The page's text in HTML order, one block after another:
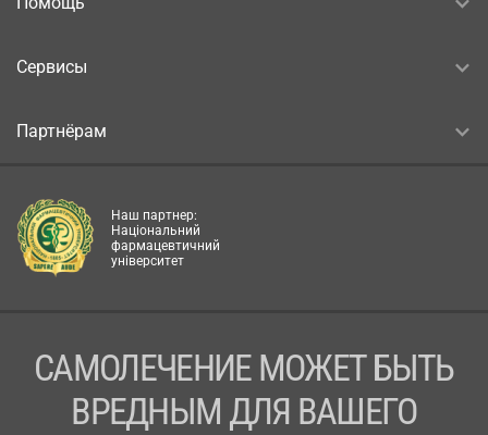
Сервисы
Партнёрам
Наш партнер:
Національний
фармацевтичний
університет
САМОЛЕЧЕНИЕ МОЖЕТ БЫТЬ
ВРЕДНЫМ ДЛЯ ВАШЕГО